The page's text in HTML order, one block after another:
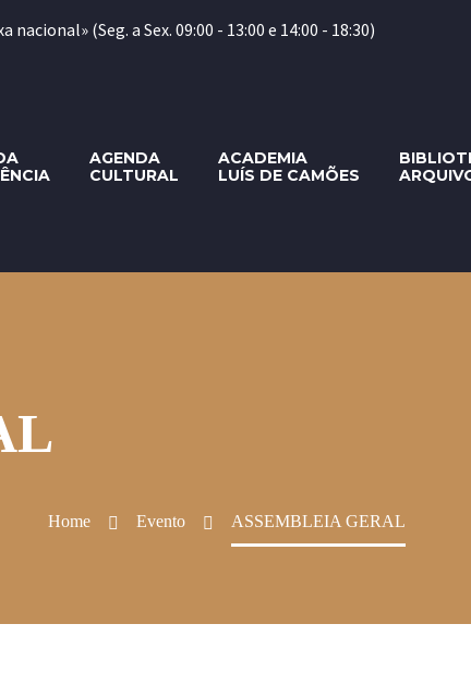
nacional» (Seg. a Sex. 09:00 - 13:00 e 14:00 - 18:30)
AGENDA
CULTURAL
ACADEMIA
LUÍS DE CAMÕES
Home Evento ASSEMBLEIA GERAL